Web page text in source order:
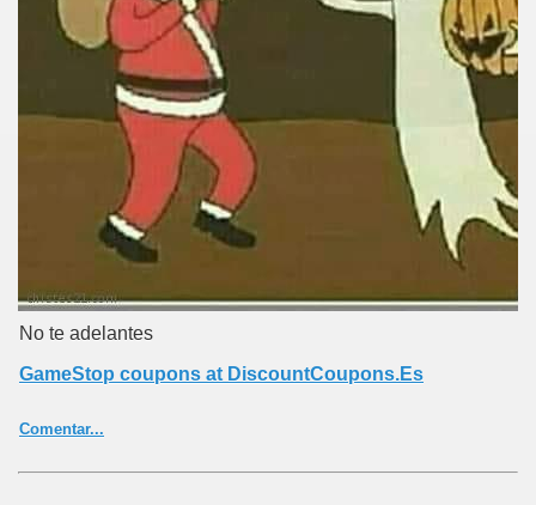
No te adelantes
GameStop coupons at DiscountCoupons.Es
Comentar...